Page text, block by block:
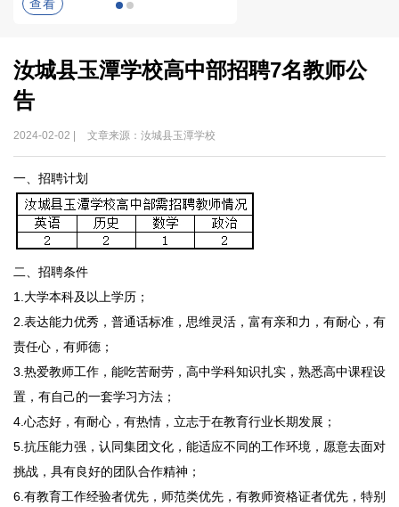
查看
汝城县玉潭学校高中部招聘7名教师公
告
2024-02-02 | 文章来源：汝城县玉潭学校
一、招聘计划
二、招聘条件
1.大学本科及以上学历；
2.表达能力优秀，普通话标准，思维灵活，富有亲和力，有耐心，有
责任心，有师德；
3.热爱教师工作，能吃苦耐劳，高中学科知识扎实，熟悉高中课程设
置，有自己的一套学习方法；
4.心态好，有耐心，有热情，立志于在教育行业长期发展；
5.抗压能力强，认同集团文化，能适应不同的工作环境，愿意去面对
挑战，具有良好的团队合作精神；
6.有教育工作经验者优先，师范类优先，有教师资格证者优先，特别